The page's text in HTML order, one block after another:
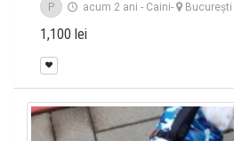
P acum 2 ani - Caini- București
1,100 lei